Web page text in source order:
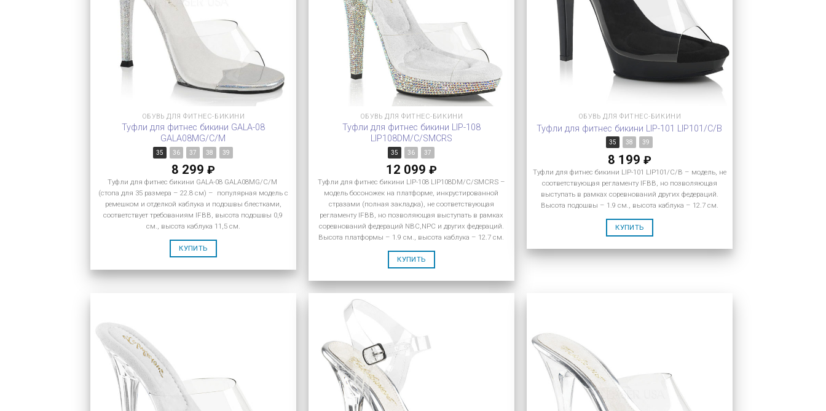
ОБУВЬ ДЛЯ ФИТНЕС-БИКИНИ
Туфли для фитнес бикини GALA-08
GALA08MG/C/M
35 36 37 38 39
8 299 ₽
Туфли для фитнес бикини GALA-08 GALA08MG/C/M
(стопа для 35 размера – 22.8 см) – популярная модель с
ремешком и отделкой каблука и подошвы блестками,
соответствует требованиям IFBB, высота подошвы 0,9
см., высота каблука 11,5 см.
КУПИТЬ
ОБУВЬ ДЛЯ ФИТНЕС-БИКИНИ
Туфли для фитнес бикини LIP-108
LIP108DM/C/SMCRS
35 36 37
12 099 ₽
Туфли для фитнес бикини LIP-108 LIP108DM/C/SMCRS –
модель босоножек на платформе, инкрустированной
стразами (полная закладка), не соответствующая
регламенту IFBB, но позволяющая выступать в рамках
соревнований федераций NBC,NPC и других федераций.
Высота платформы – 1.9 см., высота каблука – 12.7 см.
КУПИТЬ
ОБУВЬ ДЛЯ ФИТНЕС-БИКИНИ
Туфли для фитнес бикини LIP-101 LIP101/C/B
35 38 39
8 199 ₽
Туфли для фитнес бикини LIP-101 LIP101/C/B – модель, не
соответствующая регламенту IFBB, но позволяющая
выступать в рамках соревнований других федераций.
Высота подошвы – 1.9 см., высота каблука – 12.7 см.
КУПИТЬ